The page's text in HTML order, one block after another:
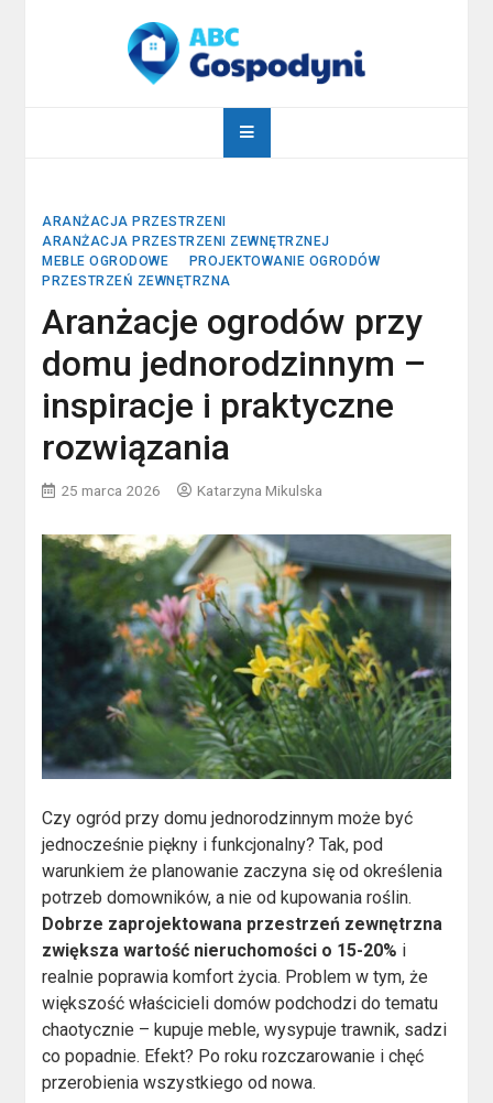
abcgospodyni.pl
ARANŻACJA PRZESTRZENI
ARANŻACJA PRZESTRZENI ZEWNĘTRZNEJ
MEBLE OGRODOWE
PROJEKTOWANIE OGRODÓW
PRZESTRZEŃ ZEWNĘTRZNA
Aranżacje ogrodów przy
domu jednorodzinnym –
inspiracje i praktyczne
rozwiązania
25 marca 2026 Katarzyna Mikulska
Czy ogród przy domu jednorodzinnym może być
jednocześnie piękny i funkcjonalny? Tak, pod
warunkiem że planowanie zaczyna się od określenia
potrzeb domowników, a nie od kupowania roślin.
Dobrze zaprojektowana przestrzeń zewnętrzna
zwiększa wartość nieruchomości o 15-20% i
realnie poprawia komfort życia. Problem w tym, że
większość właścicieli domów podchodzi do tematu
chaotycznie – kupuje meble, wysypuje trawnik, sadzi
co popadnie. Efekt? Po roku rozczarowanie i chęć
przerobienia wszystkiego od nowa.